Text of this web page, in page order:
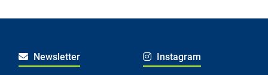
Newsletter Instagram